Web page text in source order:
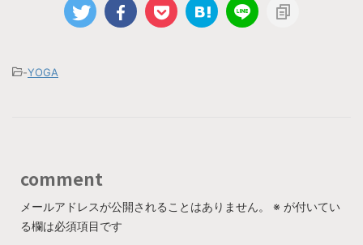
-YOGA
comment
メールアドレスが公開されることはありません。 ※ が付いてい
る欄は必須項目です